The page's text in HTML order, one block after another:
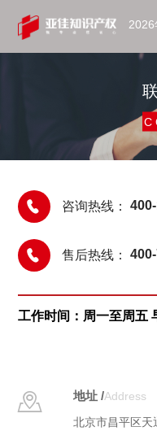
咨询热线：
售后热线：
工作时间：周一至周五
地址 /Address
北京市昌平区